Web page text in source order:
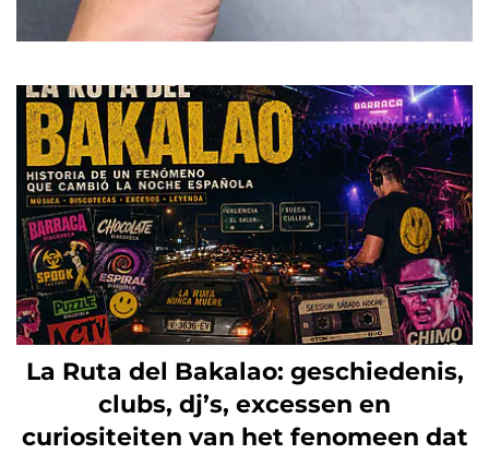
La Ruta del Bakalao: geschiedenis,
clubs, dj’s, excessen en
curiositeiten van het fenomeen dat